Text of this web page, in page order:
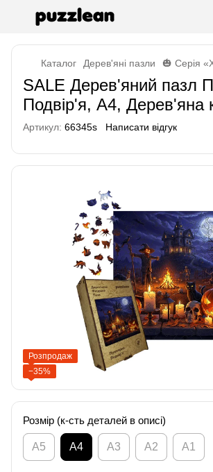
Каталог Дерев'яні пазли 🎃 Серія
SALE Дерев'яний пазл
Подвір'я, А4, Дерев'яна
Артикул: 66345s Написати відгук
Розпродаж
−35%
Розмір (к-сть деталей в описі)
А5 А4 A3 A2 A1